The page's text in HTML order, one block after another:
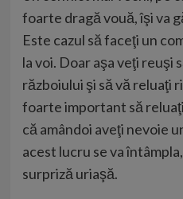
foarte dragă vouă, îşi va
Este cazul să faceţi un
la voi. Doar aşa veţi reuşi
războiului şi să vă reluaţi
foarte important să
că amândoi aveţi nevoie
acest lucru se va
surpriză uriaşă.